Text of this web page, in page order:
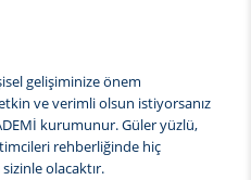
gelişiminize önem
ve verimli olsun istiyorsanız
kurumunur. Güler yüzlü,
rehberliğinde hiç
olacaktır.